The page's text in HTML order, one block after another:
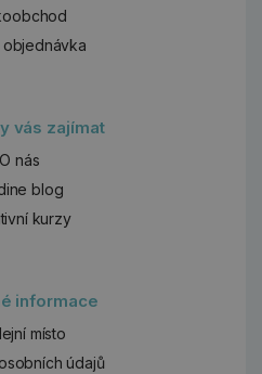
objednávka
vás zajímat
O nás
blog
kurzy
informace
místo
údajů